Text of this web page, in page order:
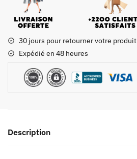
30 jours pour retourner votre produit
Expédié en 48 heures
Description